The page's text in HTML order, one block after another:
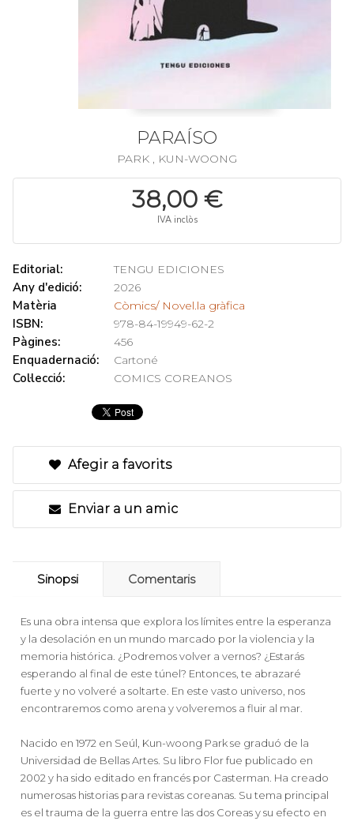
PARAÍSO
PARK , KUN-WOONG
38,00 €
IVA inclòs
Editorial: TENGU EDICIONES
Any d'edició: 2026
Matèria Còmics/ Novel.la gràfica
ISBN: 978-84-19949-62-2
Pàgines: 456
Enquadernació: Cartoné
Col·lecció: COMICS COREANOS
Afegir a favorits
Enviar a un amic
Sinopsi Comentaris
Es una obra intensa que explora los límites entre la esperanza
y la desolación en un mundo marcado por la violencia y la
memoria histórica. ¿Podremos volver a vernos? ¿Estarás
esperando al final de este túnel? Entonces, te abrazaré
fuerte y no volveré a soltarte. En este vasto universo, nos
encontraremos como arena y volveremos a fluir al mar.
Nacido en 1972 en Seúl, Kun-woong Park se graduó de la
Universidad de Bellas Artes. Su libro Flor fue publicado en
2002 y ha sido editado en francés por Casterman. Ha creado
numerosas historias para revistas coreanas. Su tema principal
es el trauma de la guerra entre las dos Coreas y su efecto en